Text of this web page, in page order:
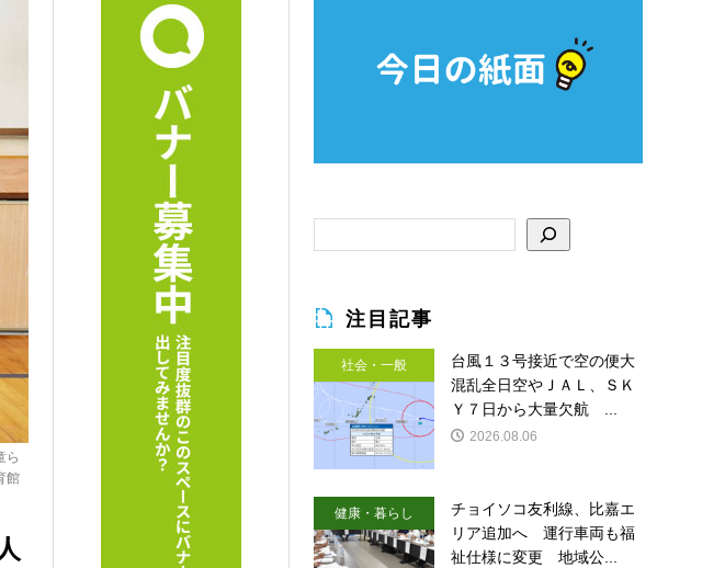
ら
館
注目記事
社会・一般
台風１３号接近で空の便大
混乱全日空やＪＡＬ、ＳＫ
Ｙ７日から大量欠航 ...
2026.08.06
健康・暮らし
チョイソコ友利線、比嘉エ
リア追加へ 運行車両も福
祉仕様に変更 地域公...